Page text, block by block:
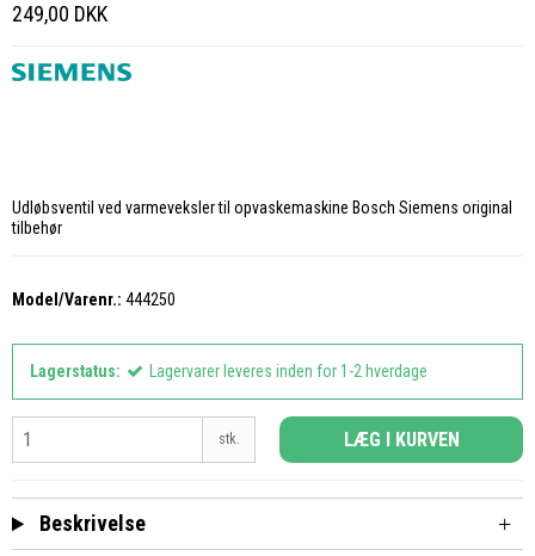
249,00 DKK
Udløbsventil ved varmeveksler til opvaskemaskine Bosch Siemens original
tilbehør
Model/Varenr.: 444250
Lagerstatus: Lagervarer leveres inden for 1-2 hverdage
stk. LÆG I KURVEN
Beskrivelse